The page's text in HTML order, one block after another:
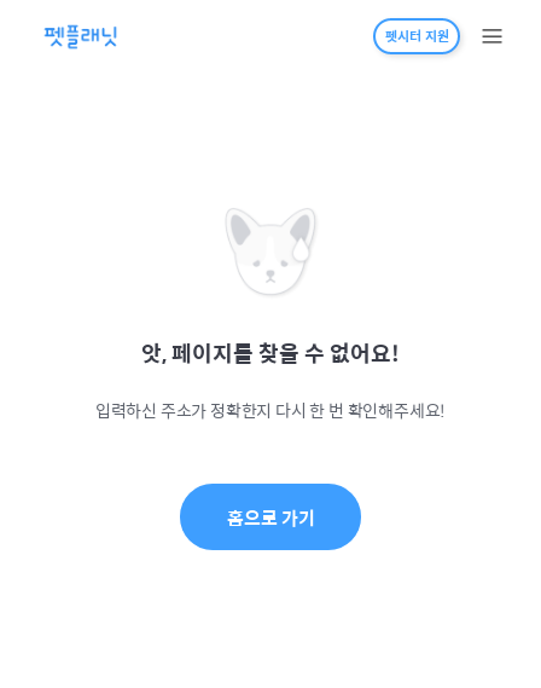
펫시터 지원
앗, 페이지를 찾을 수 없어요!
입력하신 주소가 정확한지 다시 한 번 확인해주세요!
홈으로 가기